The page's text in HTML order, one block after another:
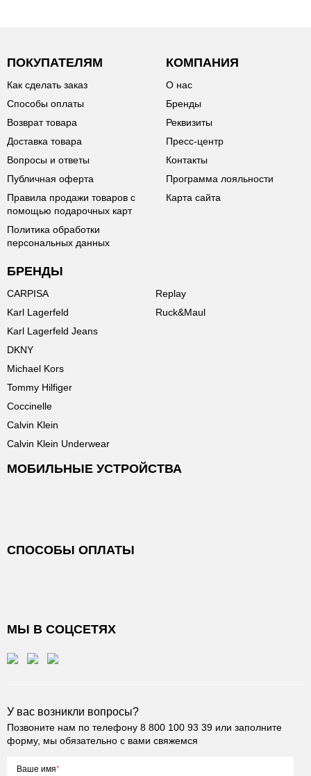
ПОКУПАТЕЛЯМ
Как сделать заказ
Способы оплаты
Возврат товара
Доставка товара
Вопросы и ответы
Публичная оферта
Правила продажи товаров с
помощью подарочных карт
Политика обработки
персональных данных
КОМПАНИЯ
О нас
Бренды
Реквизиты
Пресс-центр
Контакты
Программа лояльности
Карта сайта
БРЕНДЫ
CARPISA
Karl Lagerfeld
Karl Lagerfeld Jeans
DKNY
Michael Kors
Tommy Hilfiger
Coccinelle
Calvin Klein
Calvin Klein Underwear
Replay
Ruck&Maul
МОБИЛЬНЫЕ УСТРОЙСТВА
СПОСОБЫ ОПЛАТЫ
МЫ В СОЦСЕТЯХ
У вас возникли вопросы?
Позвоните нам по телефону 8 800 100 93 39 или заполните
форму, мы обязательно с вами свяжемся
Ваше имя